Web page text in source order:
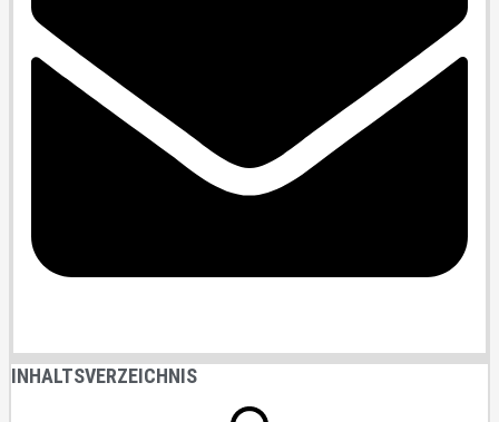
INHALTSVERZEICHNIS